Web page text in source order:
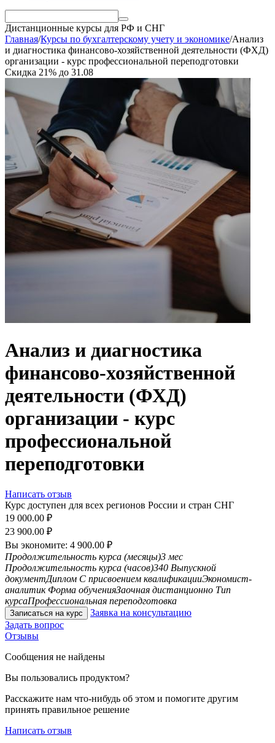
Дистанционные курсы для РФ и СНГ
Главная/Курсы по бухгалтерскому учету и экономике/Анализ
и диагностика финансово-хозяйственной деятельности (ФХД)
организации - курс профессиональной переподготовки
Скидка 21% до 31.08
Анализ и диагностика
финансово-хозяйственной
деятельности (ФХД)
организации - курс
профессиональной
переподготовки
Написать отзыв
Курс доступен для всех регионов России и стран СНГ
19 000.00 ₽
23 900.00 ₽
Вы экономите: 4 900.00 ₽
Продолжительность курса (месяцы)3 мес
Продолжительность курса (часов)340 Выпускной
документДиплом С присвоением квалификацииЭкономист-
аналитик Форма обученияЗаочная дистанционно Тип
курсаПрофессиональная переподготовка
Записаться на курс
Заявка на консультацию
Задать вопрос
Отзывы
Сообщения не найдены
Вы пользовались продуктом?
Расскажите нам что-нибудь об этом и помогите другим
принять правильное решение
Написать отзыв